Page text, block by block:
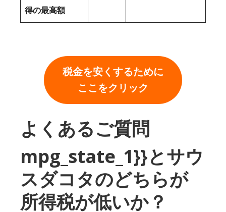
得の最高額
税金を安くするために
ここをクリック
よくあるご質問
mpg_state_1}}とサウ
スダコタのどちらが
所得税が低いか？